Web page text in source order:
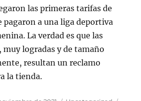
las primeras tarifas de
pagaron a una liga deportiva
La verdad es que las
muy logradas y de tamaño
resultan un reclamo
la tienda.